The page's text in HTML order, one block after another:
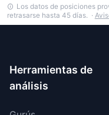
Los datos de posiciones
retrasarse hasta 45 días. ·
Herramientas de
análisis